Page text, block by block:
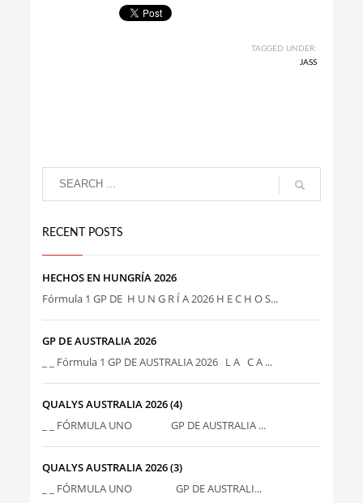
TAGGED UNDER:
JASS
RECENT POSTS
HECHOS EN HUNGRÍA 2026
Fórmula 1 GP DE H U N G R Í A 2026 H E C H O S...
GP DE AUSTRALIA 2026
_ _ Fórmula 1 GP DE AUSTRALIA 2026 L A C A ...
QUALYS AUSTRALIA 2026 (4)
_ _ FÓRMULA UNO GP DE AUSTRALIA ...
QUALYS AUSTRALIA 2026 (3)
_ _ FÓRMULA UNO GP DE AUSTRALI...